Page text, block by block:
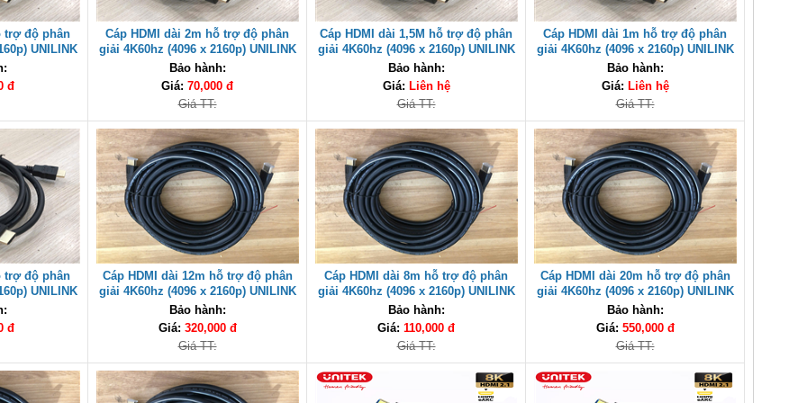
trợ độ phân
UNILINK
đ
Cáp HDMI dài 2m hỗ trợ độ phân
giải 4K60hz (4096 x 2160p) UNILINK
cao cấp
Bảo hành:
Giá: 70,000 đ
Giá TT:
Cáp HDMI dài 1,5M hỗ trợ độ phân
giải 4K60hz (4096 x 2160p) UNILINK
cao cấp
Bảo hành:
Giá: Liên hệ
Giá TT:
Cáp HDMI dài 1m hỗ trợ độ phân
giải 4K60hz (4096 x 2160p) UNILINK
cao cấp
Bảo hành:
Giá: Liên hệ
Giá TT:
trợ độ phân
UNILINK
đ
Cáp HDMI dài 12m hỗ trợ độ phân
giải 4K60hz (4096 x 2160p) UNILINK
cao cấp
Bảo hành:
Giá: 320,000 đ
Giá TT:
Cáp HDMI dài 8m hỗ trợ độ phân
giải 4K60hz (4096 x 2160p) UNILINK
cao cấp
Bảo hành:
Giá: 110,000 đ
Giá TT:
Cáp HDMI dài 20m hỗ trợ độ phân
giải 4K60hz (4096 x 2160p) UNILINK
cao cấp
Bảo hành:
Giá: 550,000 đ
Giá TT: